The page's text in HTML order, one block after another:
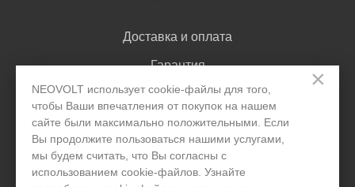
×
NEOVOLT использует cookie-файлы для того,
чтобы Ваши впечатления от покупок на нашем
сайте были максимально положительными. Если
Вы продолжите пользоваться нашими услугами,
мы будем считать, что Вы согласны с
использованием cookie-файлов. Узнайте
Доставка и оплата
Гарантия
Помощь
Договор-оферта
Написать директору